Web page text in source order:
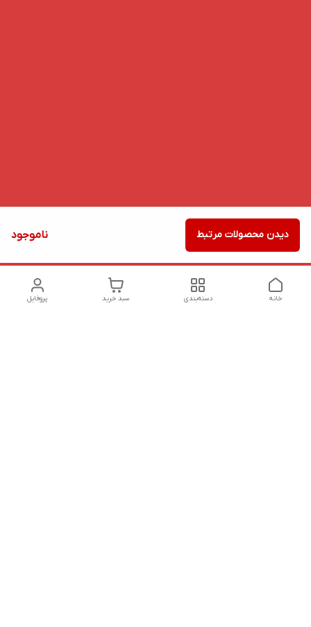
ناموجود دیدن محصولات مرتبط
پروفایل سبد خرید دسته‌بندی خانه